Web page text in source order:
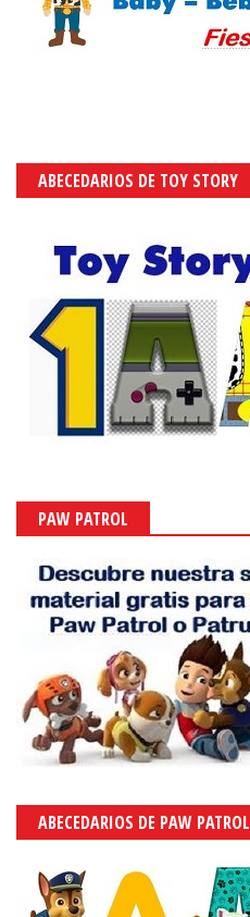
ABECEDARIOS DE TOY STORY
PAW PATROL
ABECEDARIOS DE PAW PATROL